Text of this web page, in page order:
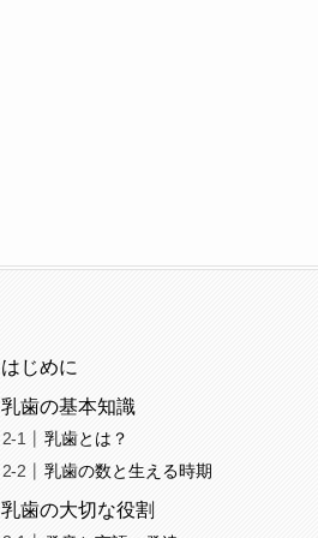
はじめに
乳歯の基本知識
乳歯とは？
乳歯の数と生える時期
乳歯の大切な役割